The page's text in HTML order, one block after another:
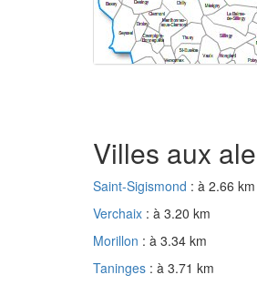
Villes aux
Saint-Sigismond : à 2.66 km
Verchaix : à 3.20 km
Morillon : à 3.34 km
Taninges : à 3.71 km